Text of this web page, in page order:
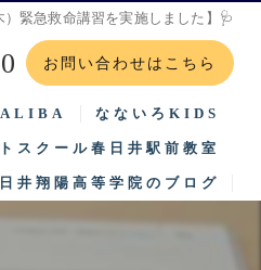
緊急救命講習を実施しました】🩺
お問い合わせはこちら
結果（公表）
なないろKIDS
2025年度 保護者等か
2025年度 事業所にお
ほっとすぽっと
スクール春日井駅前教室
井翔陽高等学院のブログ